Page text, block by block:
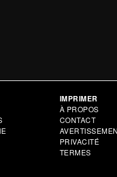
IMPRIMER
À PROPOS
CONTACT
PRIVACITÉ
TERMES